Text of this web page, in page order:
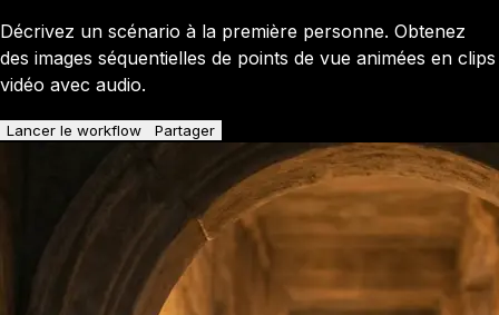
Décrivez un scénario à la première personne. Obtenez
des images séquentielles de points de vue animées en clips
vidéo avec audio.
Lancer le workflow Partager